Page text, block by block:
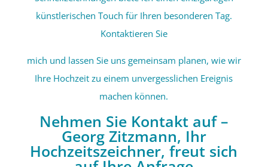
künstlerischen Touch für Ihren besonderen Tag.
Kontaktieren Sie
mich und lassen Sie uns gemeinsam planen, wie wir
Ihre Hochzeit zu einem unvergesslichen Ereignis
machen können.
Nehmen Sie Kontakt auf –
Georg Zitzmann, Ihr
Hochzeitszeichner, freut sich